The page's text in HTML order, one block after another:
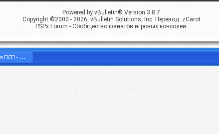
Powered by vBulletin® Version 3.8.7
Copyright ©2000 - 2026, vBulletin Solutions, Inc. Перевод: zCarot
PSPx Forum - Сообщество фанатов игровых консолей.